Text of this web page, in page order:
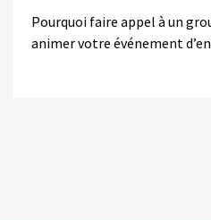
Pourquoi faire appel à un
animer votre événement